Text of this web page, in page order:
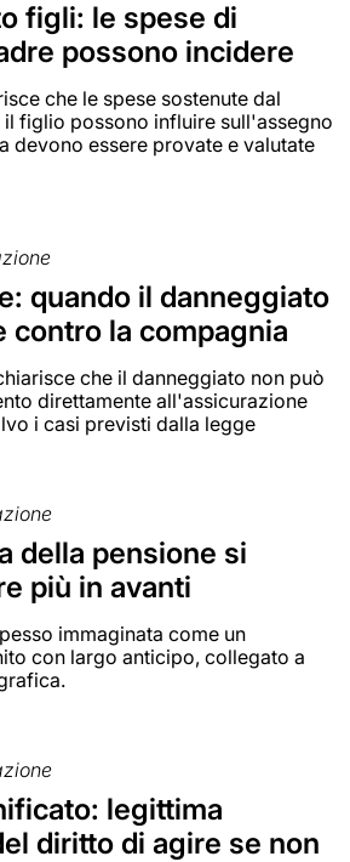
figli: le spese di
possono incidere
che le spese sostenute dal
figlio possono influire sull'assegno
devono essere provate e valutate
quando il danneggiato
contro la compagnia
che il danneggiato non può
direttamente all'assicurazione
i casi previsti dalla legge
della pensione si
più in avanti
immaginata come un
con largo anticipo, collegato a
legittima
diritto di agire se non